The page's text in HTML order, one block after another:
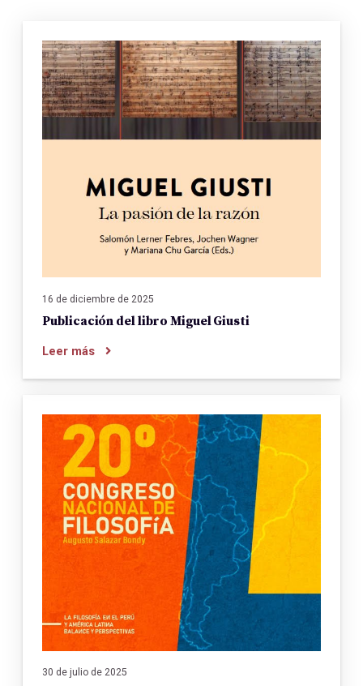
16 de diciembre de 2025
Publicación del libro Miguel Giusti
Leer más
30 de julio de 2025